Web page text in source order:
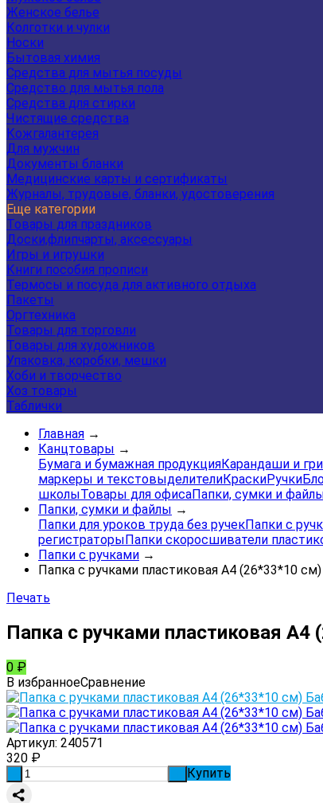
Женское белье
Колготки и чулки
Носки
Бытовая химия
Средства для мытья посуды
Средство для мытья пола
Средства для стирки
Чистящие средства
Кожгалантерея
Для мужчин
Документы бланки
Медицинские карты и сертификаты
Журналы, трудовые, бланки, удостоверения
Еще категории
Товары для праздников
Доски,флипчарты, аксессуары
Игры и игрушки
Книги пособия прописи
Термосы и посуда для активного отдыха
Пакеты
Оргтехника
Товары для торговли
Товары для художников
Упаковка, коробки, мешки
Хоби и творчество
Хоз товары
Таблички
Главная →
Канцтовары →
Бумага и бумажная продукцияКарандаши и
маркеры и текстовыделителиКраскиРучки
школыТовары для офисаПапки, сумки и
Папки, сумки и файлы →
Папки для уроков труда без ручекПапки с
регистраторыПапки скоросшиватели
Папки с ручками →
Папка с ручками пластиковая А4 (26*33*10
Печать
Папка с ручками пластиковая А4
0 ₽
В избранноеСравнение
Артикул: 240571
320 ₽
Купить